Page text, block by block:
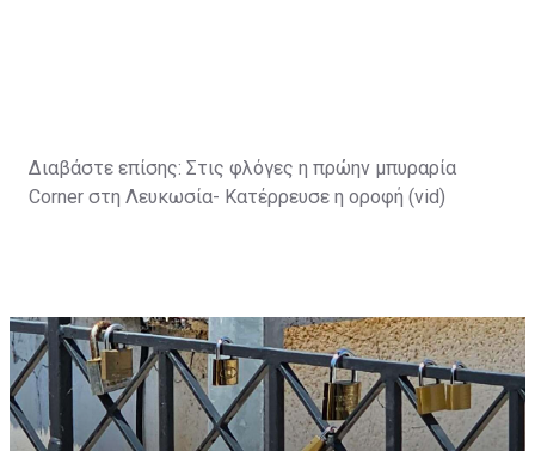
Διαβάστε επίσης: Στις φλόγες η πρώην μπυραρία
Corner στη Λευκωσία- Κατέρρευσε η οροφή (vid)